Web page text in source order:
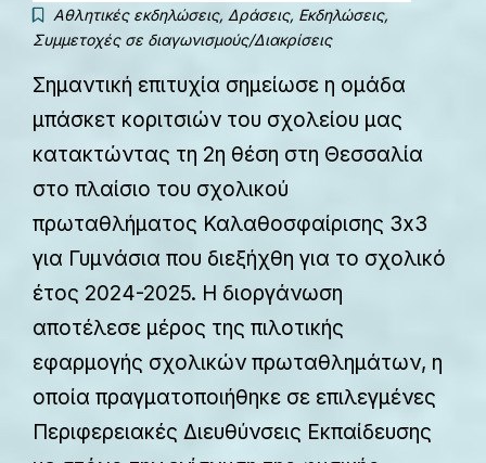
Αθλητικές εκδηλώσεις, Δράσεις, Εκδηλώσεις,
Συμμετοχές σε διαγωνισμούς/Διακρίσεις
Σημαντική επιτυχία σημείωσε η ομάδα
μπάσκετ κοριτσιών του σχολείου μας
κατακτώντας τη 2η θέση στη Θεσσαλία
στο πλαίσιο του σχολικού
πρωταθλήματος Καλαθοσφαίρισης 3x3
για Γυμνάσια που διεξήχθη για το σχολικό
έτος 2024-2025. Η διοργάνωση
αποτέλεσε μέρος της πιλοτικής
εφαρμογής σχολικών πρωταθλημάτων, η
οποία πραγματοποιήθηκε σε επιλεγμένες
Περιφερειακές Διευθύνσεις Εκπαίδευσης